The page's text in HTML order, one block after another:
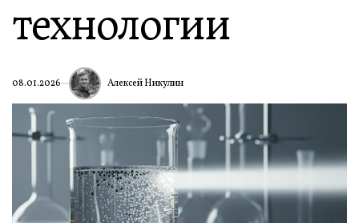
технологии
08.01.2026 Алексей Никулин